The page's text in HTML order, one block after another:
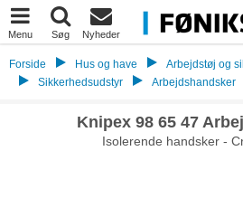
Menu Søg Nyheder
Forside Hus og have
Arbejdstøj og
Sikkerhedsudstyr
Arbejdshandsker
Knipex 98 65 47
Isolerende handsker -